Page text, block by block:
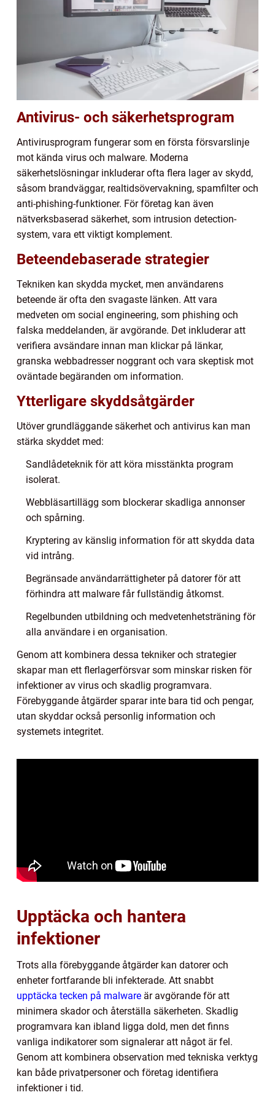
Antivirus- och säkerhetsprogram
Antivirusprogram fungerar som en första försvarslinje
mot kända virus och malware. Moderna
säkerhetslösningar inkluderar ofta flera lager av skydd,
såsom brandväggar, realtidsövervakning, spamfilter och
anti-phishing-funktioner. För företag kan även
nätverksbaserad säkerhet, som intrusion detection-
system, vara ett viktigt komplement.
Beteendebaserade strategier
Tekniken kan skydda mycket, men användarens
beteende är ofta den svagaste länken. Att vara
medveten om social engineering, som phishing och
falska meddelanden, är avgörande. Det inkluderar att
verifiera avsändare innan man klickar på länkar,
granska webbadresser noggrant och vara skeptisk mot
oväntade begäranden om information.
Ytterligare skyddsåtgärder
Utöver grundläggande säkerhet och antivirus kan man
stärka skyddet med:
Sandlådeteknik för att köra misstänkta program
isolerat.
Webbläsartillägg som blockerar skadliga annonser
och spårning.
Kryptering av känslig information för att skydda data
vid intrång.
Begränsade användarrättigheter på datorer för att
förhindra att malware får fullständig åtkomst.
Regelbunden utbildning och medvetenhetsträning för
alla användare i en organisation.
Genom att kombinera dessa tekniker och strategier
skapar man ett flerlagerförsvar som minskar risken för
infektioner av virus och skadlig programvara.
Förebyggande åtgärder sparar inte bara tid och pengar,
utan skyddar också personlig information och
systemets integritet.
Upptäcka och hantera
infektioner
Trots alla förebyggande åtgärder kan datorer och
enheter fortfarande bli infekterade. Att snabbt
upptäcka tecken på malware är avgörande för att
minimera skador och återställa säkerheten. Skadlig
programvara kan ibland ligga dold, men det finns
vanliga indikatorer som signalerar att något är fel.
Genom att kombinera observation med tekniska verktyg
kan både privatpersoner och företag identifiera
infektioner i tid.